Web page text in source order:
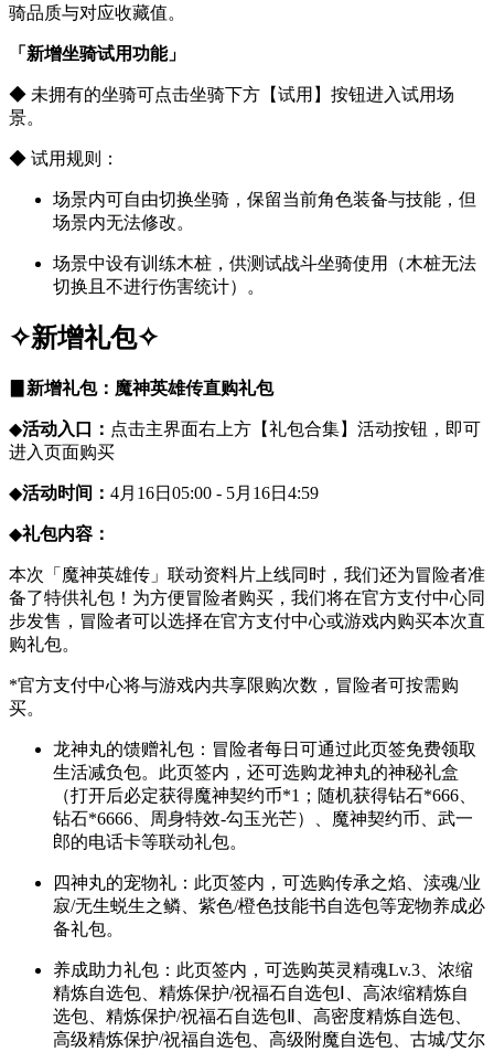
骑品质与对应收藏值。
「新增坐骑试用功能」
◆ 未拥有的坐骑可点击坐骑下方【试用】按钮进入试用场
景。
◆ 试用规则：
场景内可自由切换坐骑，保留当前角色装备与技能，但
场景内无法修改。
场景中设有训练木桩，供测试战斗坐骑使用（木桩无法
切换且不进行伤害统计）。
✧新增礼包✧
新增礼包：魔神英雄传直购礼包
◆活动入口： 点击主界面右上方【礼包合集】活动按钮，即可
进入页面购买
◆活动时间： 4月16日05:00 - 5月16日4:59
◆礼包内容：
本次「魔神英雄传」联动资料片上线同时，我们还为冒险者准
备了特供礼包！为方便冒险者购买，我们将在官方支付中心同
步发售，冒险者可以选择在官方支付中心或游戏内购买本次直
购礼包。
*官方支付中心将与游戏内共享限购次数，冒险者可按需购
买。
龙神丸的馈赠礼包：冒险者每日可通过此页签免费领取
生活减负包。此页签内，还可选购龙神丸的神秘礼盒
（打开后必定获得魔神契约币*1；随机获得钻石*666、
钻石*6666、周身特效-勾玉光芒）、魔神契约币、武一
郎的电话卡等联动礼包。
四神丸的宠物礼：此页签内，可选购传承之焰、渎魂/业
寂/无生蜕生之鳞、紫色/橙色技能书自选包等宠物养成必
备礼包。
养成助力礼包：此页签内，可选购英灵精魂Lv.3、浓缩
精炼自选包、精炼保护/祝福石自选包Ⅰ、高浓缩精炼自
选包、精炼保护/祝福石自选包Ⅱ、高密度精炼自选包、
高级精炼保护/祝福自选包、高级附魔自选包、古城/艾尔